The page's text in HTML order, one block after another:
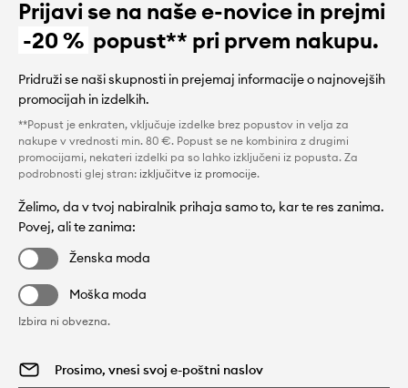
Prijavi se na naše e-novice in prejmi
-20 % popust** pri prvem nakupu.
Pridruži se naši skupnosti in prejemaj informacije o najnovejših
promocijah in izdelkih.
**Popust je enkraten, vključuje izdelke brez popustov in velja za
nakupe v vrednosti min. 80 €. Popust se ne kombinira z drugimi
promocijami, nekateri izdelki pa so lahko izključeni iz popusta. Za
podrobnosti glej stran: izključitve iz promocije.
Želimo, da v tvoj nabiralnik prihaja samo to, kar te res zanima.
Povej, ali te zanima:
Ženska moda
Moška moda
Izbira ni obvezna.